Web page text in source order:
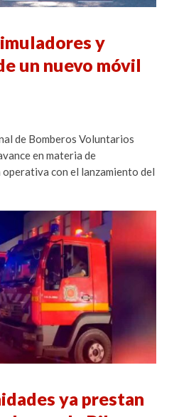
y
un nuevo móvil
de Bomberos Voluntarios
en materia de
con el lanzamiento del
ya prestan